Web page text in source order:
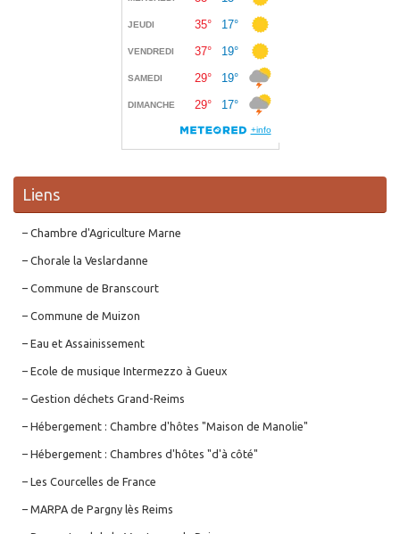
Liens
– Chambre d'Agriculture Marne
– Chorale la Veslardanne
– Commune de Branscourt
– Commune de Muizon
– Eau et Assainissement
– Ecole de musique Intermezzo à Gueux
– Gestion déchets Grand-Reims
– Hébergement : Chambre d'hôtes "Maison de Manolie"
– Hébergement : Chambres d'hôtes "d'à côté"
– Les Courcelles de France
– MARPA de Pargny lès Reims